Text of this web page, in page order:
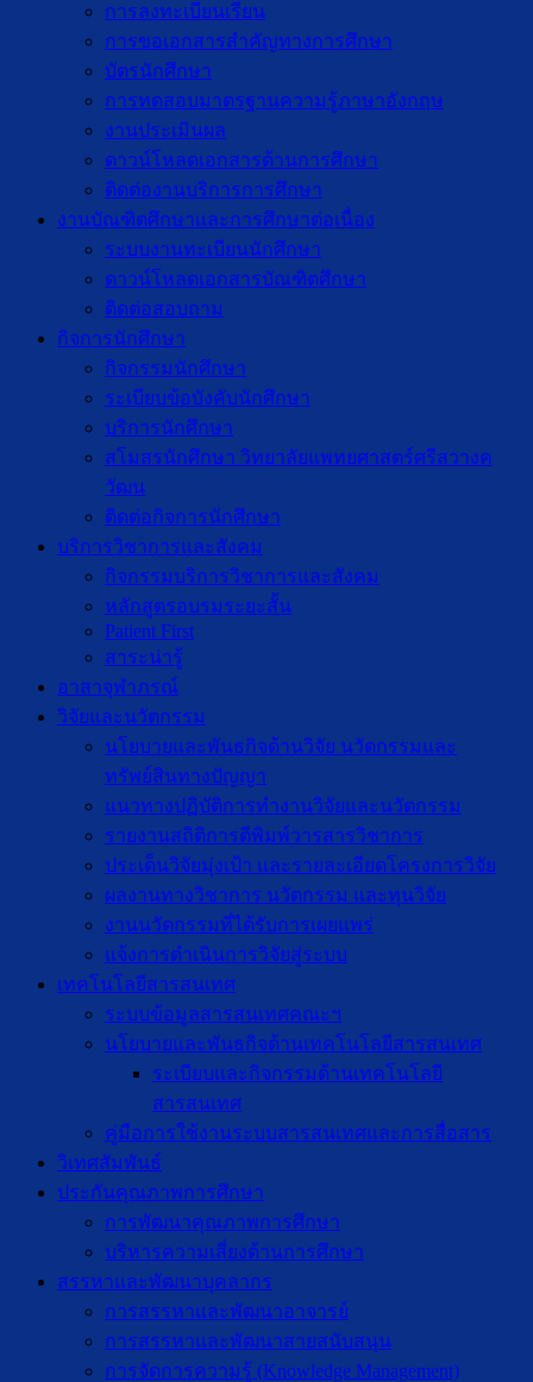
การลงทะเบียนเรียน
การขอเอกสารสำคัญทางการศึกษา
บัตรนักศึกษา
การทดสอบมาตรฐานความรู้ภาษาอังกฤษ
งานประเมินผล
ดาวน์โหลดเอกสารด้านการศึกษา
ติดต่องานบริการการศึกษา
งานบัณฑิตศึกษาเเละการศึกษาต่อเนื่อง
ระบบงานทะเบียนนักศึกษา
ดาวน์โหลดเอกสารบัณฑิตศึกษา
ติดต่อสอบถาม
กิจการนักศึกษา
กิจกรรมนักศึกษา
ระเบียบข้อบังคับนักศึกษา
บริการนักศึกษา
สโมสรนักศึกษา วิทยาลัยแพทยศาสตร์ศรีสวางค
วัฒน
ติดต่อกิจการนักศึกษา
บริการวิชาการและสังคม
กิจกรรมบริการวิชาการและสังคม
หลักสูตรอบรมระยะสั้น
Patient First
สาระน่ารู้
อาสาจุฬาภรณ์
วิจัยและนวัตกรรม
นโยบายและพันธกิจด้านวิจัย นวัตกรรมและ
ทรัพย์สินทางปัญญา
แนวทางปฏิบัติการทำงานวิจัยและนวัตกรรม
รายงานสถิติการตีพิมพ์วารสารวิชาการ
ประเด็นวิจัยมุ่งเป้า และรายละเอียดโครงการวิจัย
ผลงานทางวิชาการ นวัตกรรม และทุนวิจัย
งานนวัตกรรมที่ได้รับการเผยแพร่
แจ้งการดำเนินการวิจัยสู่ระบบ
เทคโนโลยีสารสนเทศ
ระบบข้อมูลสารสนเทศคณะฯ
นโยบายและพันธกิจด้านเทคโนโลยีสารสนเทศ
ระเบียบและกิจกรรมด้านเทคโนโลยี
สารสนเทศ
คู่มือการใช้งานระบบสารสนเทศและการสื่อสาร
วิเทศสัมพันธ์
ประกันคุณภาพการศึกษา
การพัฒนาคุณภาพการศึกษา
บริหารความเสี่ยงด้านการศึกษา
สรรหาและพัฒนาบุคลากร
การสรรหาและพัฒนาอาจารย์
การสรรหาและพัฒนาสายสนับสนุน
การจัดการความรู้ (Knowledge Management)